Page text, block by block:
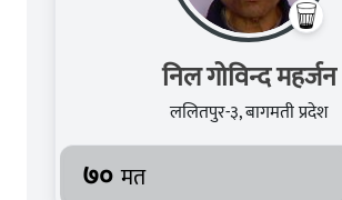
निल गोविन्द महर्जन
ललितपुर-३, बागमती प्रदेश
७० मत